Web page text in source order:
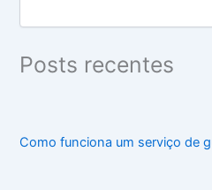
Posts recentes
Como funciona um serviço de